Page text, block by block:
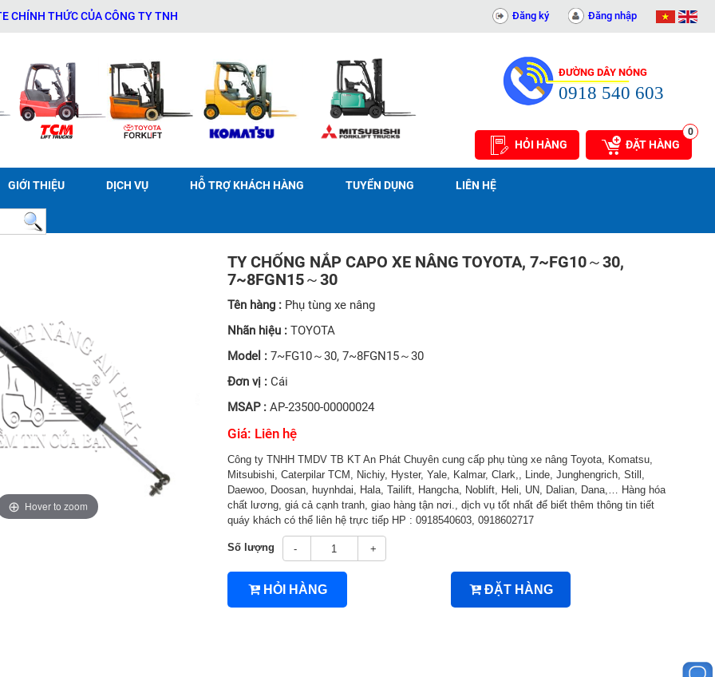
THỨC CỦA CÔNG TY TNHH THƯƠNG MẠI DỊCH VỤ THIẾT BỊ KỸ THUẬT AN PHÁT - 0311414081 Đăng ký Đăng nhập
ĐƯỜNG DÂY NÓNG
0918 540 603
HỎI HÀNG ĐẶT HÀNG
0
GIỚI THIỆU DỊCH VỤ HỖ TRỢ KHÁCH HÀNG TUYỂN DỤNG LIÊN HỆ
4TNV98
Hover to zoom
TY CHỐNG NẮP CAPO XE NÂNG TOYOTA, 7~FG10～30,
7~8FGN15～30
Tên hàng : Phụ tùng xe nâng
Nhãn hiệu : TOYOTA
Model : 7~FG10～30, 7~8FGN15～30
Đơn vị : Cái
MSAP : AP-23500-00000024
Giá: Liên hệ
Công ty TNHH TMDV TB KT An Phát Chuyên cung cấp phụ tùng xe nâng Toyota, Komatsu,
Mitsubishi, Caterpilar TCM, Nichiy, Hyster, Yale, Kalmar, Clark,, Linde, Junghengrich, Still,
Daewoo, Doosan, huynhdai, Hala, Tailift, Hangcha, Noblift, Heli, UN, Dalian, Dana,… Hàng hóa
chất lương, giá cả cạnh tranh, giao hàng tận nơi., dịch vụ tốt nhất để biết thêm thông tin tiết
quáy khách có thể liên hệ trực tiếp HP : 0918540603, 0918602717
Số lượng - +
HỎI HÀNG ĐẶT HÀNG